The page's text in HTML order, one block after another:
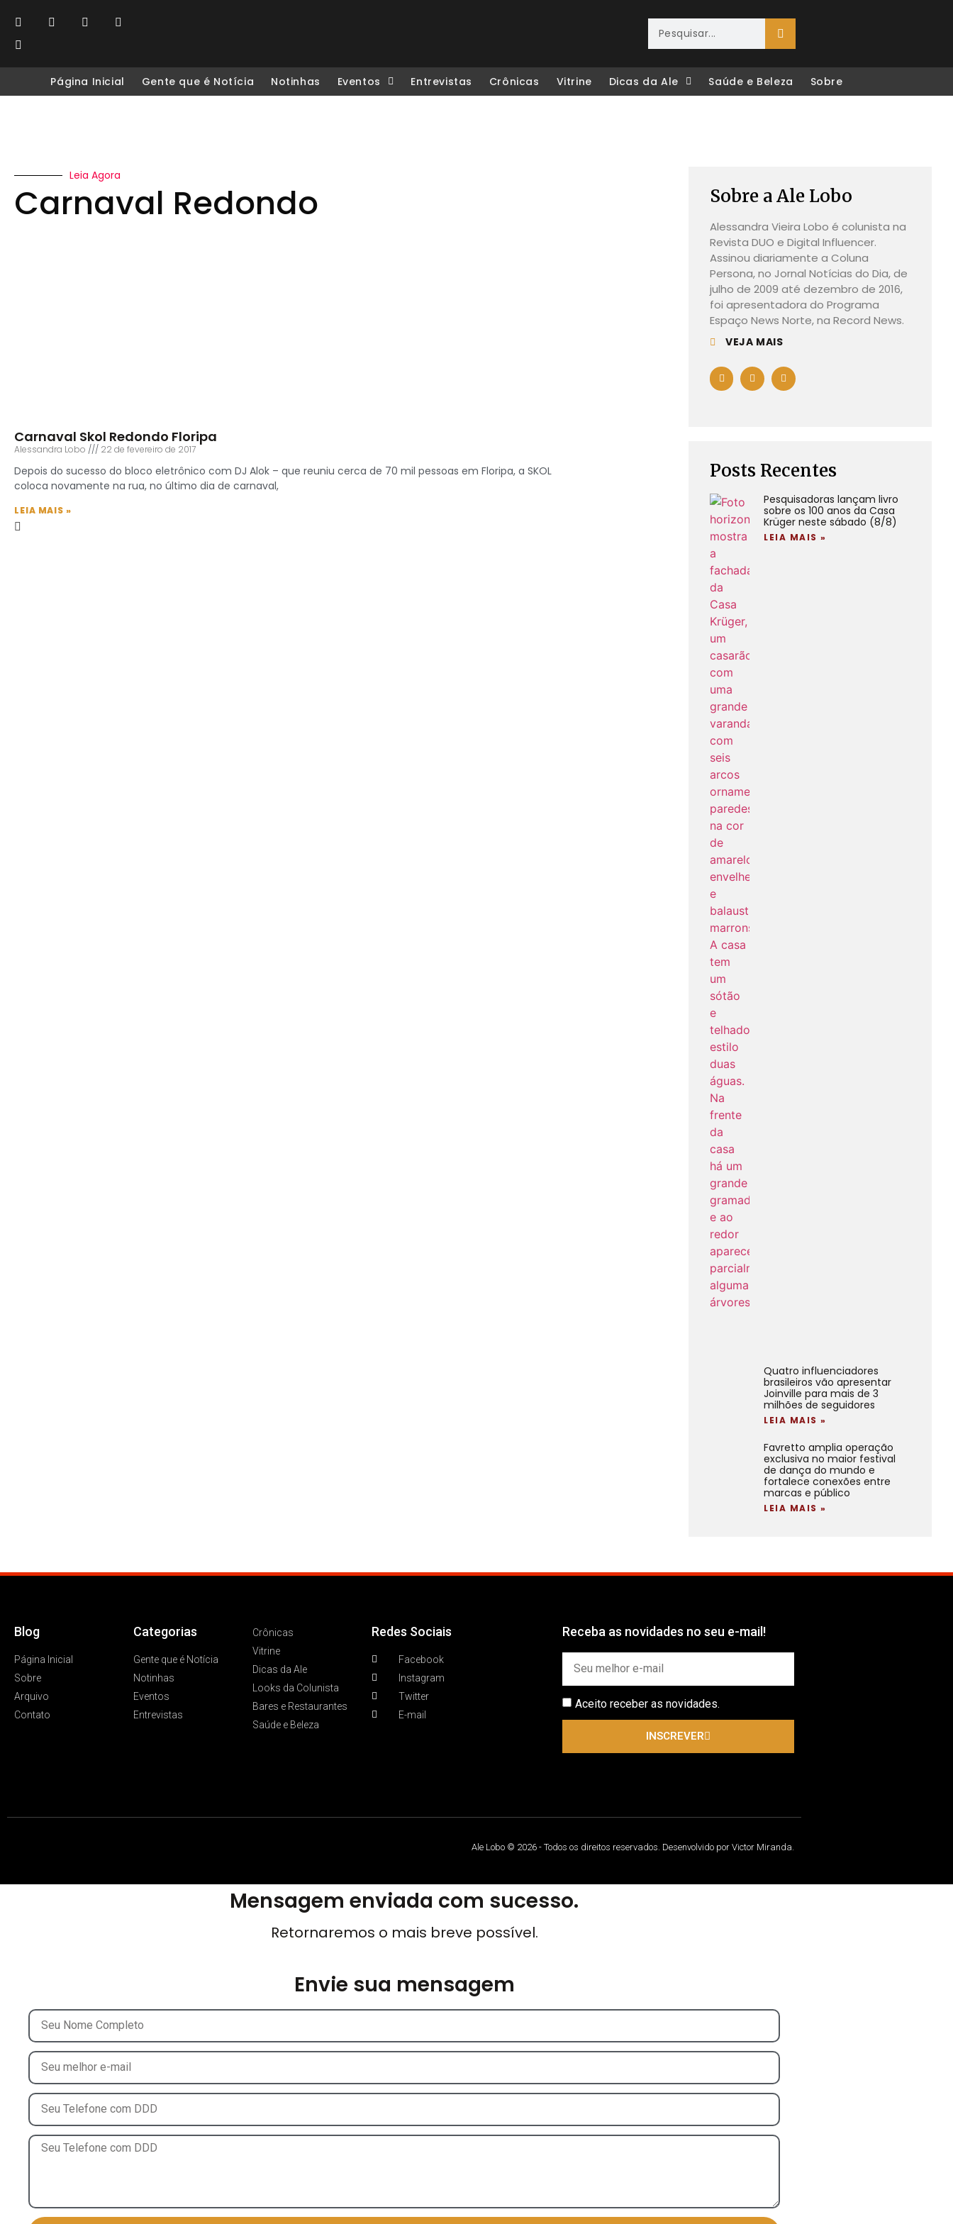
Página Inicial Gente que é Notícia Notinhas Eventos Entrevistas Crônicas Vitrine Dicas da Ale Saúde e Beleza Sobre
Leia Agora
Carnaval Redondo
Carnaval Skol Redondo Floripa
Alessandra Lobo 22 de fevereiro de 2017
Depois do sucesso do bloco eletrônico com DJ Alok – que reuniu cerca de 70 mil pessoas em Floripa, a SKOL
coloca novamente na rua, no último dia de carnaval,
LEIA MAIS »
Sobre a Ale Lobo
Alessandra Vieira Lobo é colunista na
Revista DUO e Digital Influencer.
Assinou diariamente a Coluna
Persona, no Jornal Notícias do Dia, de
julho de 2009 até dezembro de 2016,
foi apresentadora do Programa
Espaço News Norte, na Record News.
VEJA MAIS
Posts Recentes
Pesquisadoras lançam livro
sobre os 100 anos da Casa
Krüger neste sábado (8/8)
LEIA MAIS »
Quatro influenciadores
brasileiros vão apresentar
Joinville para mais de 3
milhões de seguidores
LEIA MAIS »
Favretto amplia operação
exclusiva no maior festival
de dança do mundo e
fortalece conexões entre
marcas e público
LEIA MAIS »
Blog
Página Inicial
Sobre
Arquivo
Contato
Categorias
Gente que é Notícia
Notinhas
Eventos
Entrevistas
Crônicas
Vitrine
Dicas da Ale
Looks da Colunista
Bares e Restaurantes
Saúde e Beleza
Redes Sociais
Facebook
Instagram
Twitter
E-mail
Receba as novidades no seu e-mail!
Aceito receber as novidades.
INSCREVER
Ale Lobo © 2026 - Todos os direitos reservados. Desenvolvido por Victor Miranda.
Mensagem enviada com sucesso.
Retornaremos o mais breve possível.
Envie sua mensagem